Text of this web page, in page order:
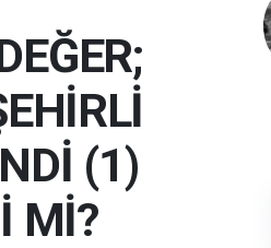
(1)
Mİ?